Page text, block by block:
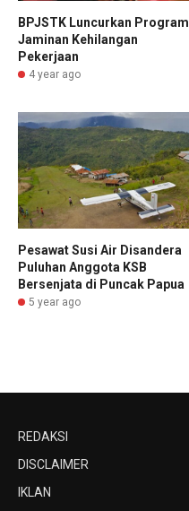
BPJSTK Luncurkan Program
Jaminan Kehilangan
Pekerjaan
4 year ago
Pesawat Susi Air Disandera
Puluhan Anggota KSB
Bersenjata di Puncak Papua
5 year ago
REDAKSI
DISCLAIMER
IKLAN